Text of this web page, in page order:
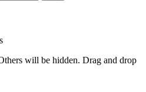
will be hidden. Drag and drop